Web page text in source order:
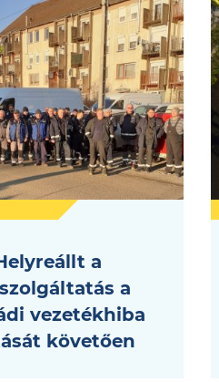
a
a
vezetékhiba
követően